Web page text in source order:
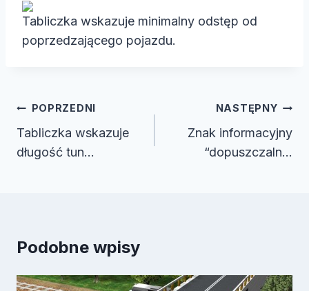
Tabliczka wskazuje minimalny odstęp od
poprzedzającego pojazdu.
Nawigacja
wpisu
POPRZEDNI
Tabliczka wskazuje
długość tun…
NASTĘPNY
Znak informacyjny
“dopuszczaln…
Podobne wpisy